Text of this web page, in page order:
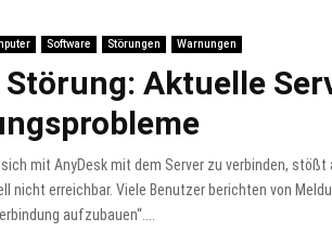
Software Störungen Warnungen
Störung: Aktuelle
mit AnyDesk mit dem Server zu verbinden, stößt
nicht erreichbar. Viele Benutzer berichten von
aufzubauen“....